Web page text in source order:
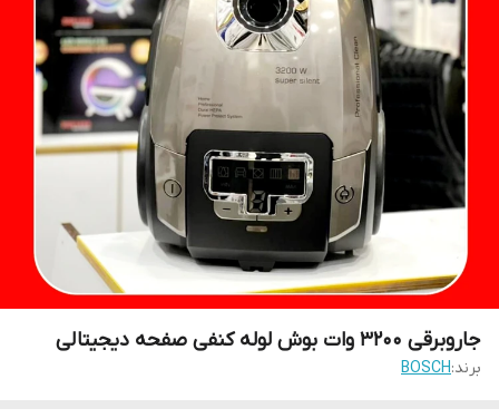
جاروبرقی ۳۲۰۰ وات بوش لوله کنفی صفحه دیجیتالی
برند:BOSCH